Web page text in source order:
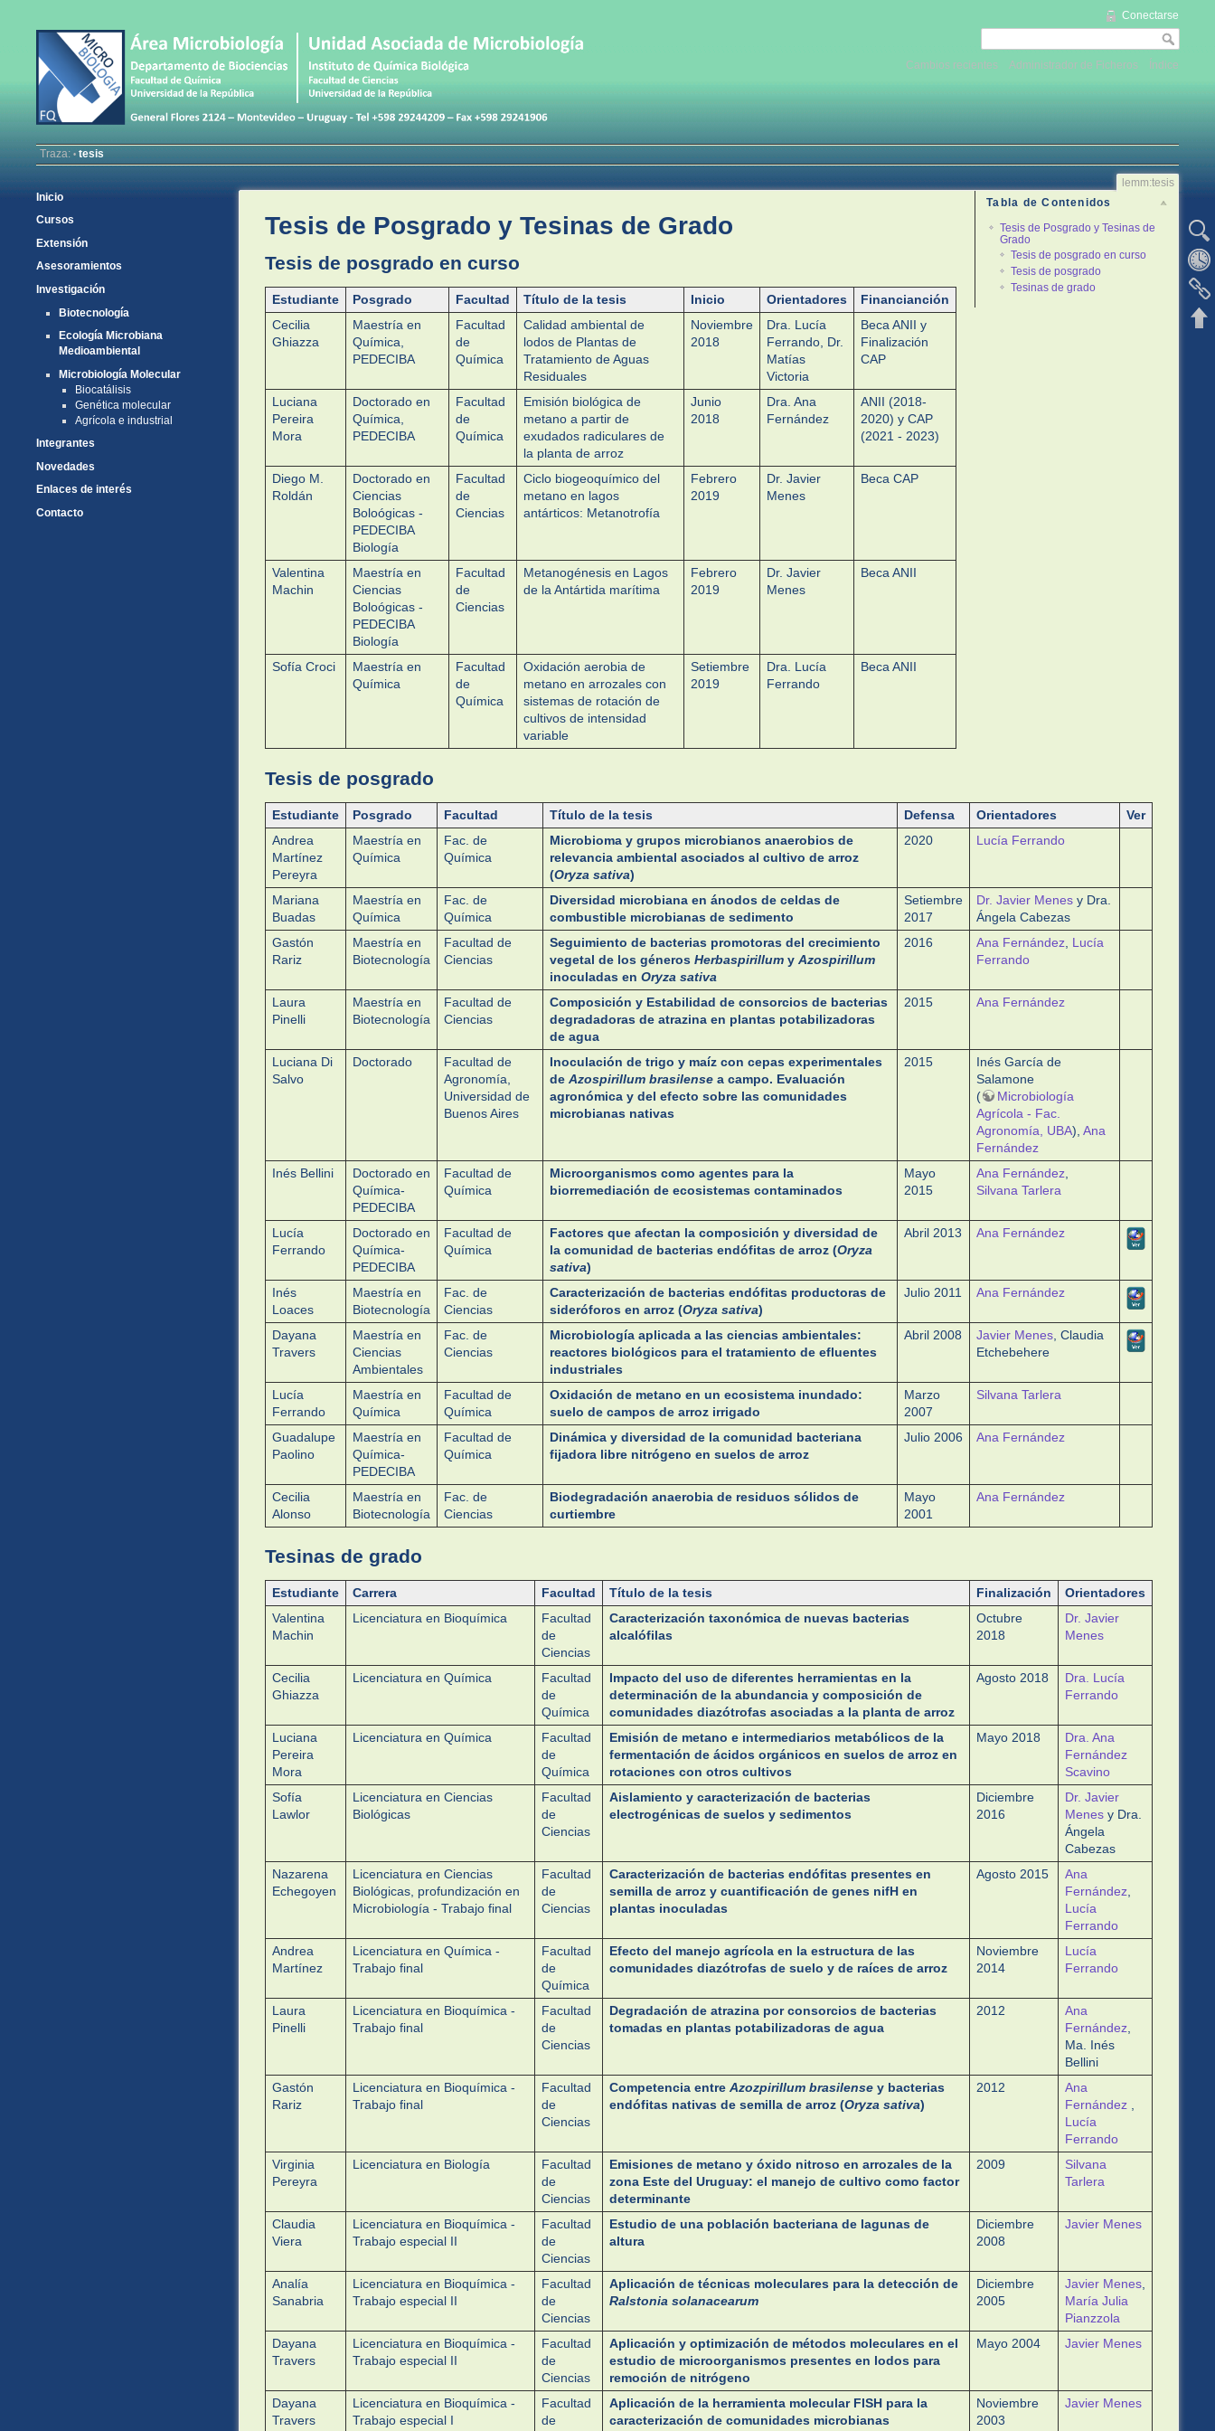
Conectarse
Cambios recientes Administrador de Ficheros Índice
Traza: • tesis
Inicio
Cursos
Extensión
Asesoramientos
Investigación
Biotecnología
Ecología Microbiana
Medioambiental
Microbiología Molecular
Biocatálisis
Genética molecular
Agrícola e industrial
Integrantes
Novedades
Enlaces de interés
Contacto
lemm:tesis
Tabla de Contenidos
Tesis de Posgrado y Tesinas de
Grado
Tesis de posgrado en curso
Tesis de posgrado
Tesinas de grado
Tesis de Posgrado y Tesinas de Grado
Tesis de posgrado en curso
Estudiante Posgrado Facultad Título de la tesis Inicio Orientadores
Financianción
Cecilia
Ghiazza
Maestría en
Química,
PEDECIBA
Facultad
de
Química
Calidad ambiental de
lodos de Plantas de
Tratamiento de Aguas
Residuales
Noviembre
2018
Dra. Lucía
Ferrando, Dr.
Matías
Victoria
Beca ANII y
Finalización
CAP
Luciana
Pereira
Mora
Doctorado en
Química,
PEDECIBA
Facultad
de
Química
Emisión biológica de
metano a partir de
exudados radiculares de
la planta de arroz
Junio
2018
Dra. Ana
Fernández
ANII (2018-
2020) y CAP
(2021 - 2023)
Diego M.
Roldán
Doctorado en
Ciencias
Boloógicas -
PEDECIBA
Biología
Facultad
de
Ciencias
Ciclo biogeoquímico del
metano en lagos
antárticos: Metanotrofía
Febrero
2019
Dr. Javier
Menes
Beca CAP
Valentina
Machin
Maestría en
Ciencias
Boloógicas -
PEDECIBA
Biología
Facultad
de
Ciencias
Metanogénesis en Lagos
de la Antártida marítima
Febrero
2019
Dr. Javier
Menes
Beca ANII
Sofía Croci
Maestría en
Química
Facultad
de
Química
Oxidación aerobia de
metano en arrozales con
sistemas de rotación de
cultivos de intensidad
variable
Setiembre
2019
Dra. Lucía
Ferrando
Beca ANII
Tesis de posgrado
Estudiante Posgrado Facultad Título de la tesis Defensa Orientadores
Ver
Andrea
Martínez
Pereyra
Maestría en
Química
Fac. de
Química
Microbioma y grupos microbianos anaerobios de
relevancia ambiental asociados al cultivo de arroz
(Oryza sativa)
2020 Lucía Ferrando
Mariana
Buadas
Maestría en
Química
Fac. de
Química
Diversidad microbiana en ánodos de celdas de
combustible microbianas de sedimento
Setiembre
2017
Dr. Javier Menes y Dra.
Ángela Cabezas
Gastón
Rariz
Maestría en
Biotecnología
Facultad de
Ciencias
Seguimiento de bacterias promotoras del crecimiento
vegetal de los géneros Herbaspirillum y Azospirillum
inoculadas en Oryza sativa
2016 Ana Fernández Lucía
Ferrando
Laura
Pinelli
Maestría en
Biotecnología
Facultad de
Ciencias
Composición y Estabilidad de consorcios de bacterias
degradadoras de atrazina en plantas potabilizadoras
de agua
2015 Ana Fernández
Luciana Di
Salvo
Doctorado
Facultad de
Agronomía,
Universidad de
Buenos Aires
Inoculación de trigo y maíz con cepas experimentales
de Azospirillum brasilense a campo. Evaluación
agronómica y del efecto sobre las comunidades
microbianas nativas
2015
Inés García de
Salamone
(
Microbiología
Agrícola - Fac.
Agronomía, UBA), Ana
Fernández
Inés Bellini
Doctorado en
Química-
PEDECIBA
Facultad de
Química
Microorganismos como agentes para la
biorremediación de ecosistemas contaminados
Mayo
2015
Ana Fernández
Silvana Tarlera
Lucía
Ferrando
Doctorado en
Química-
PEDECIBA
Facultad de
Química
Factores que afectan la composición y diversidad de
la comunidad de bacterias endófitas de arroz (Oryza
sativa)
Abril 2013 Ana Fernández
Inés
Loaces
Maestría en
Biotecnología
Fac. de
Ciencias
Caracterización de bacterias endófitas productoras de
sideróforos en arroz (Oryza sativa)
Julio 2011 Ana Fernández
Dayana
Travers
Maestría en
Ciencias
Ambientales
Fac. de
Ciencias
Microbiología aplicada a las ciencias ambientales:
reactores biológicos para el tratamiento de efluentes
industriales
Abril 2008 Javier Menes , Claudia
Etchebehere
Lucía
Ferrando
Maestría en
Química
Facultad de
Química
Oxidación de metano en un ecosistema inundado:
suelo de campos de arroz irrigado
Marzo
2007
Silvana Tarlera
Guadalupe
Paolino
Maestría en
Química-
PEDECIBA
Facultad de
Química
Dinámica y diversidad de la comunidad bacteriana
fijadora libre nitrógeno en suelos de arroz
Julio 2006 Ana Fernández
Cecilia
Alonso
Maestría en
Biotecnología
Fac. de
Ciencias
Biodegradación anaerobia de residuos sólidos de
curtiembre
Mayo
2001
Ana Fernández
Tesinas de grado
Estudiante Carrera Facultad Título de la tesis Finalización
Orientadores
Valentina
Machin
Licenciatura en Bioquímica
Facultad
de
Ciencias
Caracterización taxonómica de nuevas bacterias
alcalófilas
Octubre
2018
Dr. Javier
Menes
Cecilia
Ghiazza
Licenciatura en Química
Facultad
de
Química
Impacto del uso de diferentes herramientas en la
determinación de la abundancia y composición de
comunidades diazótrofas asociadas a la planta de arroz
Agosto 2018
Dra. Lucía
Ferrando
Luciana
Pereira
Mora
Licenciatura en Química
Facultad
de
Química
Emisión de metano e intermediarios metabólicos de la
fermentación de ácidos orgánicos en suelos de arroz en
rotaciones con otros cultivos
Mayo 2018
Dra. Ana
Fernández
Scavino
Sofía
Lawlor
Licenciatura en Ciencias
Biológicas
Facultad
de
Ciencias
Aislamiento y caracterización de bacterias
electrogénicas de suelos y sedimentos
Diciembre
2016
Dr. Javier
Menes y Dra.
Ángela
Cabezas
Nazarena
Echegoyen
Licenciatura en Ciencias
Biológicas, profundización en
Microbiología - Trabajo final
Facultad
de
Ciencias
Caracterización de bacterias endófitas presentes en
semilla de arroz y cuantificación de genes nifH en
plantas inoculadas
Agosto 2015
Ana
Fernández
Lucía
Ferrando
Andrea
Martínez
Licenciatura en Química -
Trabajo final
Facultad
de
Química
Efecto del manejo agrícola en la estructura de las
comunidades diazótrofas de suelo y de raíces de arroz
Noviembre
2014
Lucía
Ferrando
Laura
Pinelli
Licenciatura en Bioquímica -
Trabajo final
Facultad
de
Ciencias
Degradación de atrazina por consorcios de bacterias
tomadas en plantas potabilizadoras de agua
2012
Ana
Fernández
Ma. Inés
Bellini
Gastón
Rariz
Licenciatura en Bioquímica -
Trabajo final
Facultad
de
Ciencias
Competencia entre Azozpirillum brasilense y bacterias
endófitas nativas de semilla de arroz (Oryza sativa)
2012
Ana
Fernández
Lucía
Ferrando
Virginia
Pereyra
Licenciatura en Biología
Facultad
de
Ciencias
Emisiones de metano y óxido nitroso en arrozales de la
zona Este del Uruguay: el manejo de cultivo como factor
determinante
2009
Silvana
Tarlera
Claudia
Viera
Licenciatura en Bioquímica -
Trabajo especial II
Facultad
de
Ciencias
Estudio de una población bacteriana de lagunas de
altura
Diciembre
2008
Javier Menes
Analía
Sanabria
Licenciatura en Bioquímica -
Trabajo especial II
Facultad
de
Ciencias
Aplicación de técnicas moleculares para la detección de
Ralstonia solanacearum
Diciembre
2005
Javier Menes
María Julia
Pianzzola
Dayana
Travers
Licenciatura en Bioquímica -
Trabajo especial II
Facultad
de
Ciencias
Aplicación y optimización de métodos moleculares en el
estudio de microorganismos presentes en lodos para
remoción de nitrógeno
Mayo 2004 Javier Menes
Dayana
Travers
Licenciatura en Bioquímica -
Trabajo especial I
Facultad
de
Aplicación de la herramienta molecular FISH para la
caracterización de comunidades microbianas
Noviembre
2003
Javier Menes
Ver la
Volver